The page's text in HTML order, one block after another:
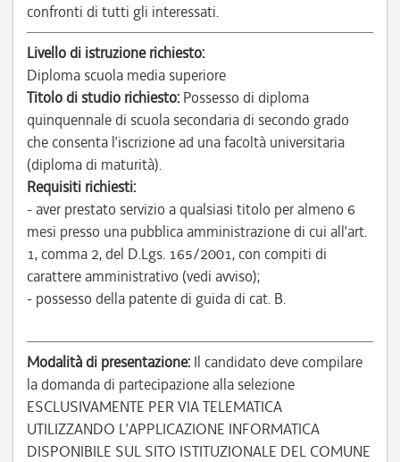
confronti di tutti gli interessati.
Livello di istruzione richiesto:
Diploma scuola media superiore
Titolo di studio richiesto: Possesso di diploma
quinquennale di scuola secondaria di secondo grado
che consenta l’iscrizione ad una facoltà universitaria
(diploma di maturità).
Requisiti richiesti:
- aver prestato servizio a qualsiasi titolo per almeno 6
mesi presso una pubblica amministrazione di cui all’art.
1, comma 2, del D.Lgs. 165/2001, con compiti di
carattere amministrativo (vedi avviso);
- possesso della patente di guida di cat. B.
Modalità di presentazione: Il candidato deve compilare
la domanda di partecipazione alla selezione
ESCLUSIVAMENTE PER VIA TELEMATICA
UTILIZZANDO L’APPLICAZIONE INFORMATICA
DISPONIBILE SUL SITO ISTITUZIONALE DEL COMUNE